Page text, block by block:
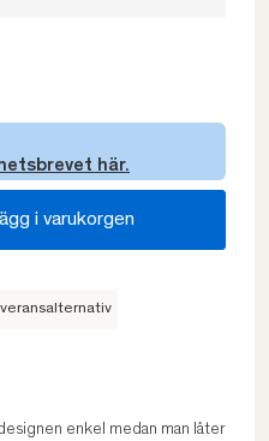
här.
i varukorgen
enkel medan man låter